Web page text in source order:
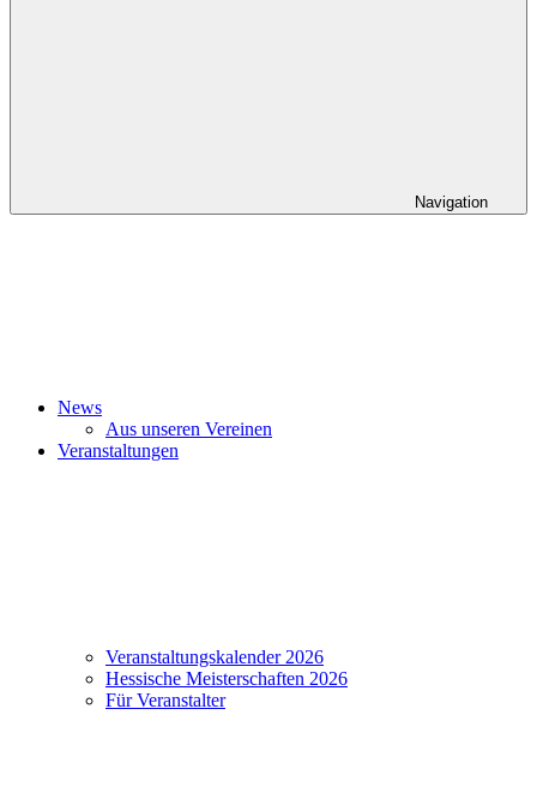
Navigation
News
Aus unseren Vereinen
Veranstaltungen
Veranstaltungskalender 2026
Hessische Meisterschaften 2026
Für Veranstalter